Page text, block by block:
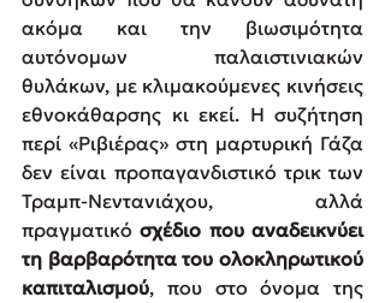
ακόμα και την βιωσιμότητα
αυτόνομων παλαιστινιακών
θυλάκων, με κλιμακούμενες κινήσεις
εθνοκάθαρσης κι εκεί. Η συζήτηση
περί «Ριβιέρας» στη μαρτυρική Γάζα
δεν είναι προπαγανδιστικό τρικ των
Τραμπ-Νεντανιάχου, αλλά
πραγματικό σχέδιο που αναδεικνύει
τη βαρβαρότητα του ολοκληρωτικού
καπιταλισμού, που στο όνομα της